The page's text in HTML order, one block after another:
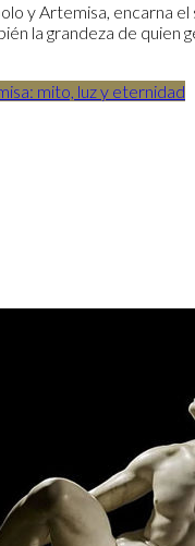
y Artemisa, encarna
la grandeza de quien
mito, luz y eternidad